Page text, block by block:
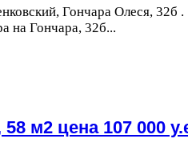
Гончара Олеся, 32б .
на Гончара, 32б...
м2 цена 107 000